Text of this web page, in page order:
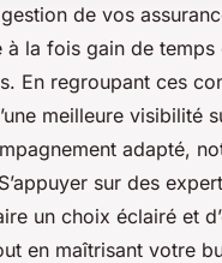
de vos
à la fois gain de temps
En regroupant ces
meilleure visibilité
adapté,
sur des
un choix éclairé et
en maîtrisant votre